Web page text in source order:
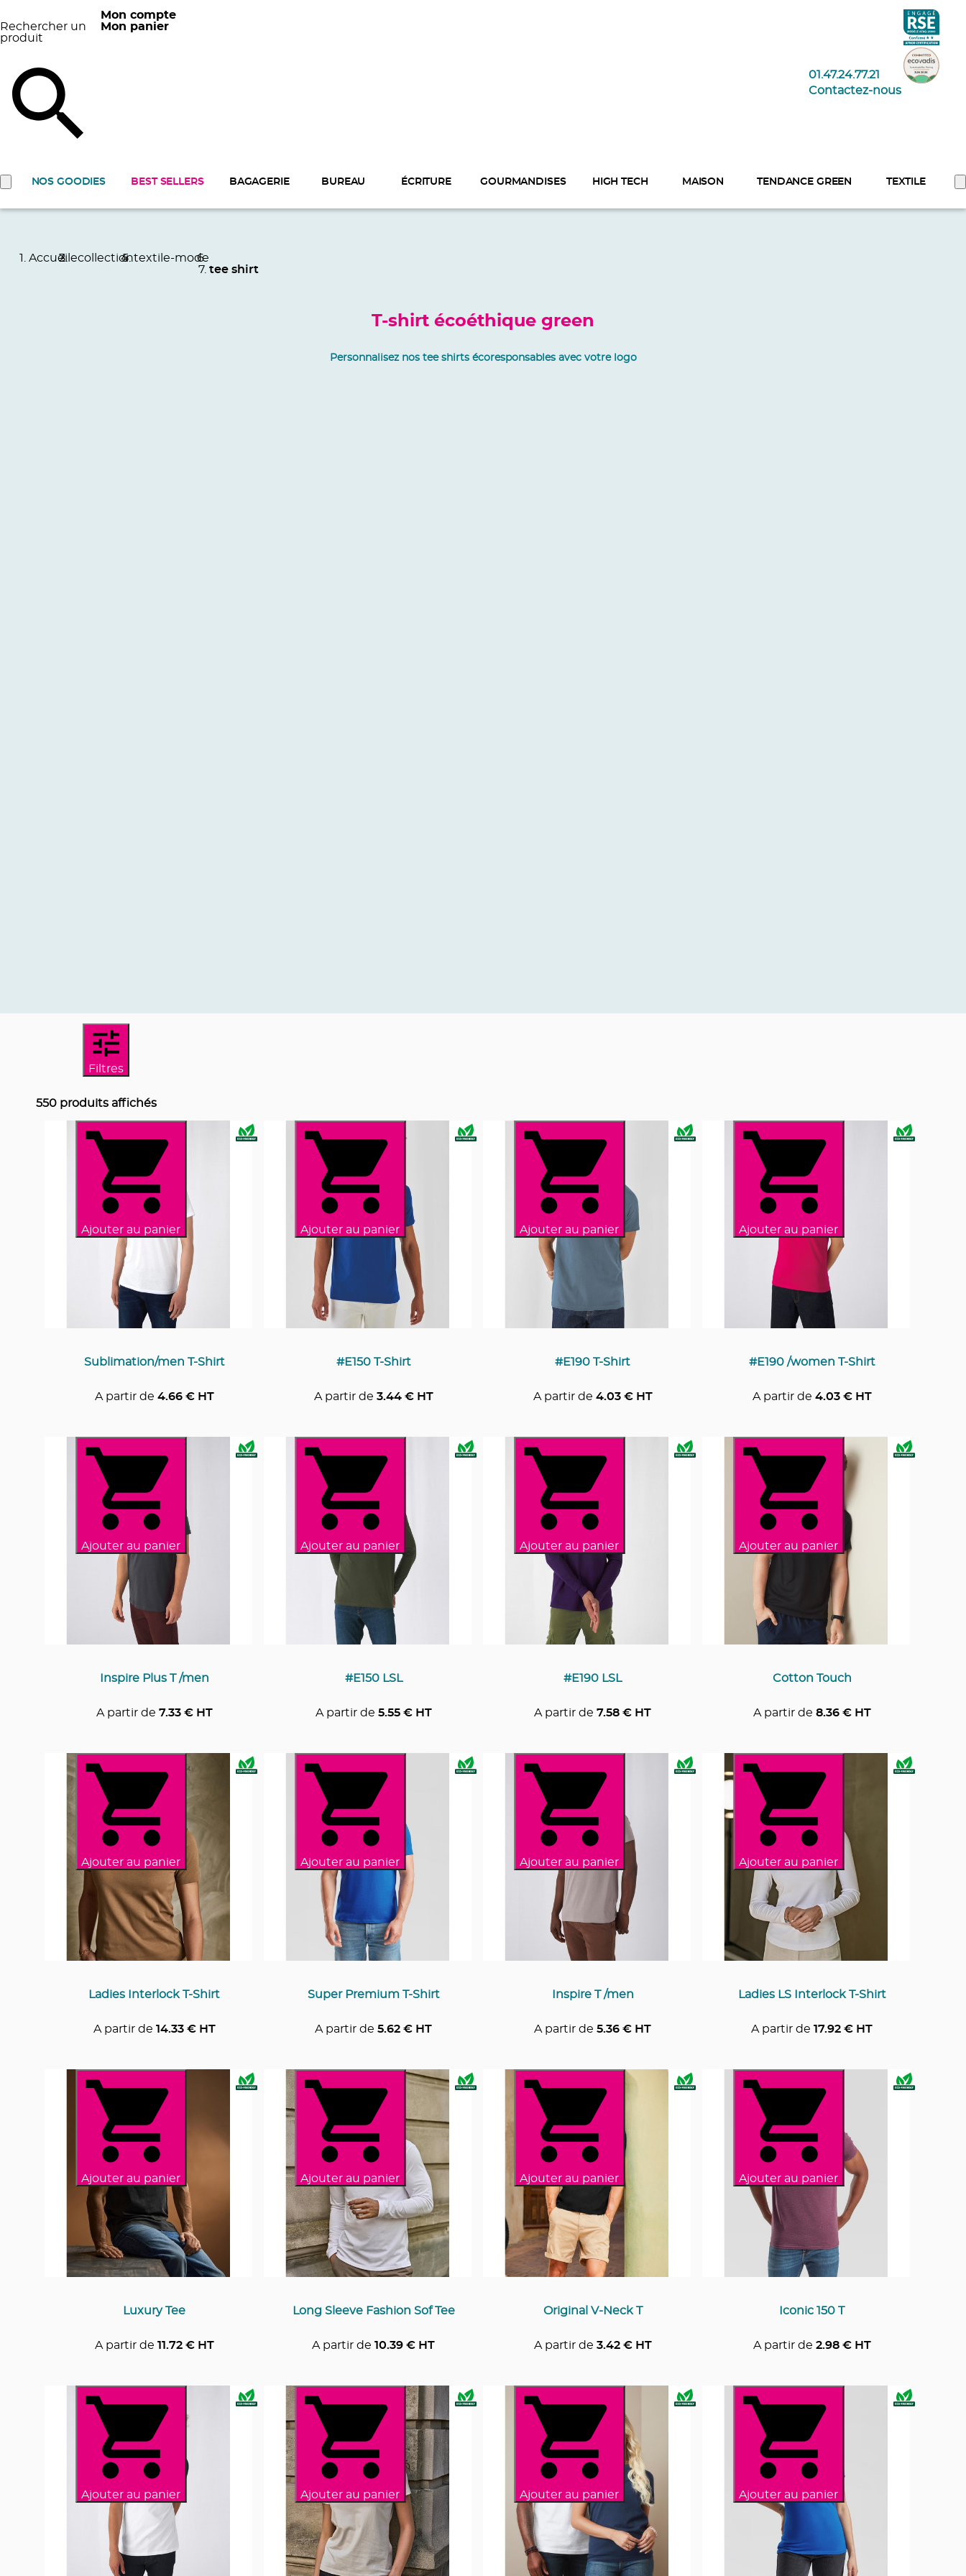
Rechercher un
produit
Mon compte
Mon panier
01.47.24.77.21
Contactez-nous
NOS GOODIES BEST SELLERS BAGAGERIE BUREAU ÉCRITURE GOURMANDISES HIGH TECH MAISON TENDANCE GREEN TEXTILE
Accueil ecollectiontextile-mode
tee shirt
T-shirt écoéthique green
Personnalisez nos tee shirts écoresponsables avec votre logo
Filtres
550 produits affichés
Ajouter au panier
Sublimation/men T-Shirt
A partir de 4.66€ HT
Ajouter au panier
#E150 T-Shirt
A partir de 3.44€ HT
Ajouter au panier
#E190 T-Shirt
A partir de 4.03€ HT
Ajouter au panier
#E190 /women T-Shirt
A partir de 4.03€ HT
Ajouter au panier
Inspire Plus T /men
A partir de 7.33€ HT
Ajouter au panier
#E150 LSL
A partir de 5.55€ HT
Ajouter au panier
#E190 LSL
A partir de 7.58 € HT
Ajouter au panier
Cotton Touch
A partir de 8.36€ HT
Ajouter au panier
Ladies Interlock T-Shirt
A partir de 14.33€ HT
Ajouter au panier
Super Premium T-Shirt
A partir de 5.62 € HT
Ajouter au panier
Inspire T /men
A partir de 5.36 € HT
Ajouter au panier
Ladies LS Interlock T-Shirt
A partir de 17.92 € HT
Ajouter au panier
Luxury Tee
A partir de 11.72€ HT
Ajouter au panier
Long Sleeve Fashion Sof Tee
A partir de 10.39 € HT
Ajouter au panier
Original V-Neck T
A partir de 3.42€ HT
Ajouter au panier
Iconic 150 T
A partir de 2.98€ HT
Ajouter au panier Ajouter au panier Ajouter au panier Ajouter au panier